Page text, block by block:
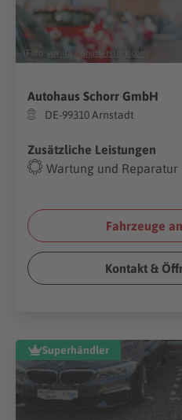
(Foto: voyata Shutterstock.com
Autohaus Schorr GmbH
DE-99310 Arnstadt
Zusätzliche Leistungen
Wartung und Reparatur
Fahrzeuge
Kontakt &
Superhändler